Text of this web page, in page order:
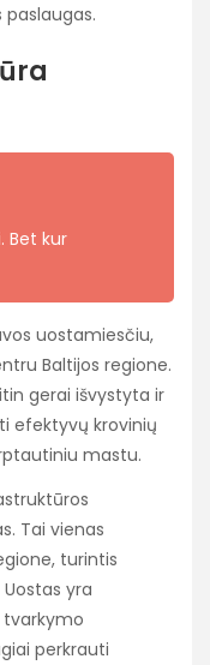
paslaugas.
Bet kur
uostamiesčiu,
Baltijos regione.
gerai išvystyta ir
efektyvų krovinių
mastu.
Tai vienas
turintis
yra
tvarkymo
perkrauti